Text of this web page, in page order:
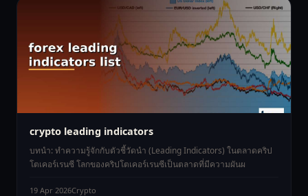
crypto leading indicators
บทนำ: ทำความรู้จักกับตัวชี้วัดนำ (Leading Indicators) ในตลาดคริป
โตเคอร์เรนซี โลกของคริปโตเคอร์เรนซีเป็นตลาดที่มีความผันผ
19 Apr 2026Crypto